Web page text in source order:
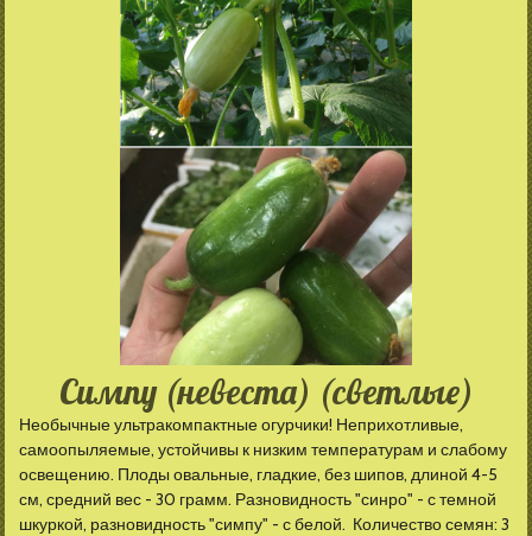
Симпу (невеста) (светлые)
Необычные ультракомпактные огурчики! Неприхотливые,
самоопыляемые, устойчивы к низким температурам и слабому
освещению. Плоды овальные, гладкие, без шипов, длиной 4-5
см, средний вес - 30 грамм. Разновидность "синро" - с темной
шкуркой, разновидность "симпу" - с белой. Количество семян: 3